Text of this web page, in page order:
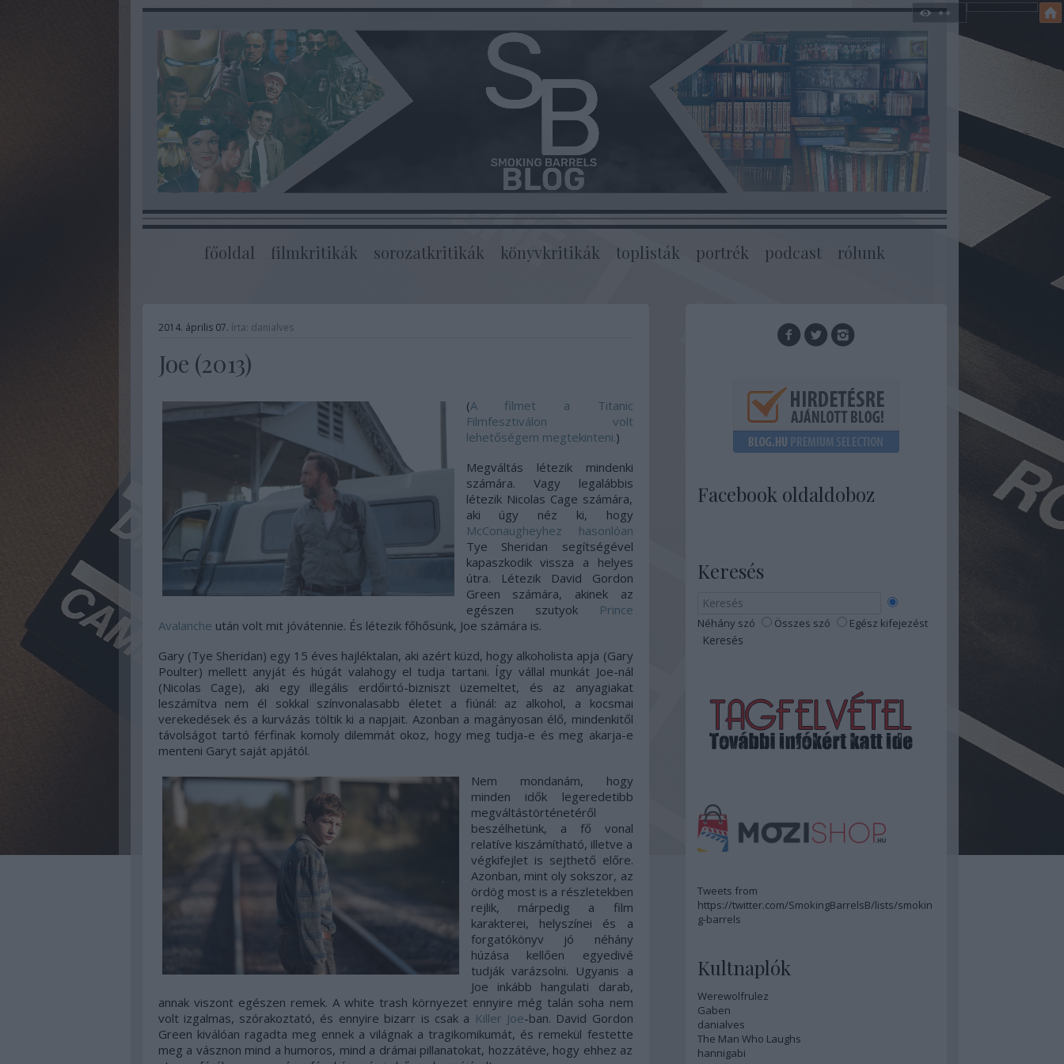
főoldal filmkritikák sorozatkritikák könyvkritikák toplisták portrék podcast rólunk
2014. április 07. írta: danialves
Joe (2013)
(A filmet a Titanic
Filmfesztiválon volt
lehetőségem megtekinteni.)
Megváltás létezik mindenki
számára. Vagy legalábbis
létezik Nicolas Cage számára,
aki úgy néz ki, hogy
McConaugheyhez hasonlóan
Tye Sheridan segítségével
kapaszkodik vissza a helyes
útra. Létezik David Gordon
Green számára, akinek az
egészen szutyok
Prince
Avalanche után volt mit jóvátennie. És létezik főhősünk, Joe számára is.
Gary (Tye Sheridan) egy 15 éves hajléktalan, aki azért küzd, hogy alkoholista apja (Gary
Poulter) mellett anyját és húgát valahogy el tudja tartani. Így vállal munkát Joe-nál
(Nicolas Cage), aki egy illegális erdőirtó-bizniszt üzemeltet, és az anyagiakat
leszámítva nem él sokkal színvonalasabb életet a fiúnál: az alkohol, a kocsmai
verekedések és a kurvázás töltik ki a napjait. Azonban a magányosan élő, mindenkitől
távolságot tartó férfinak komoly dilemmát okoz, hogy meg tudja-e és meg akarja-e
menteni Garyt saját apjától.
Nem mondanám, hogy
minden idők legeredetibb
megváltástörténetéről
beszélhetünk, a fő vonal
relatíve kiszámítható, illetve a
végkifejlet is sejthető előre.
Azonban, mint oly sokszor, az
ördög most is a részletekben
rejlik, márpedig a film
karakterei, helyszínei és a
forgatókönyv jó néhány
húzása kellően egyedivé
tudják varázsolni. Ugyanis a
Joe inkább hangulati darab,
annak viszont egészen remek. A white trash környezet ennyire még talán soha nem
volt izgalmas, szórakoztató, és ennyire bizarr is csak a Killer Joe-ban. David Gordon
Green kiválóan ragadta meg ennek a világnak a tragikomikumát, és remekül festette
meg a vásznon mind a humoros, mind a drámai pillanatokat, hozzátéve, hogy ehhez az
Facebook oldaldoboz
Keresés
Néhány szó Összes szó Egész kifejezést
Tweets from
https://twitter.com/SmokingBarrelsB/lists/smokin
g-barrels
Kultnaplók
Werewolfrulez
Gaben
danialves
The Man Who Laughs
hannigabi